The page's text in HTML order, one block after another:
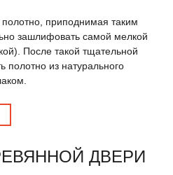
полотно, приподнимая таким
зашлифовать самой мелкой
После такой тщательной
из натурального
ДВЕРИ